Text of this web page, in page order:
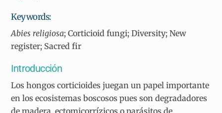
Keywords:
Abies religiosa; Corticioid fungi; Diversity; New
register; Sacred fir
Introducción
Los hongos corticioides juegan un papel importante
en los ecosistemas boscosos pues son degradadores
de madera, ectomicorrízicos o parásitos de